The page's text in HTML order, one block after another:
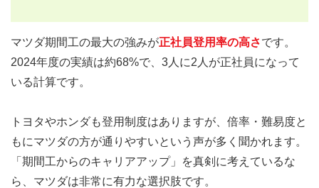
マツダ期間工の最大の強みが正社員登用率の高さです。
2024年度の実績は約68%で、3人に2人が正社員になって
いる計算です。
トヨタやホンダも登用制度はありますが、倍率・難易度と
もにマツダの方が通りやすいという声が多く聞かれます。
「期間工からのキャリアアップ」を真剣に考えているな
ら、マツダは非常に有力な選択肢です。